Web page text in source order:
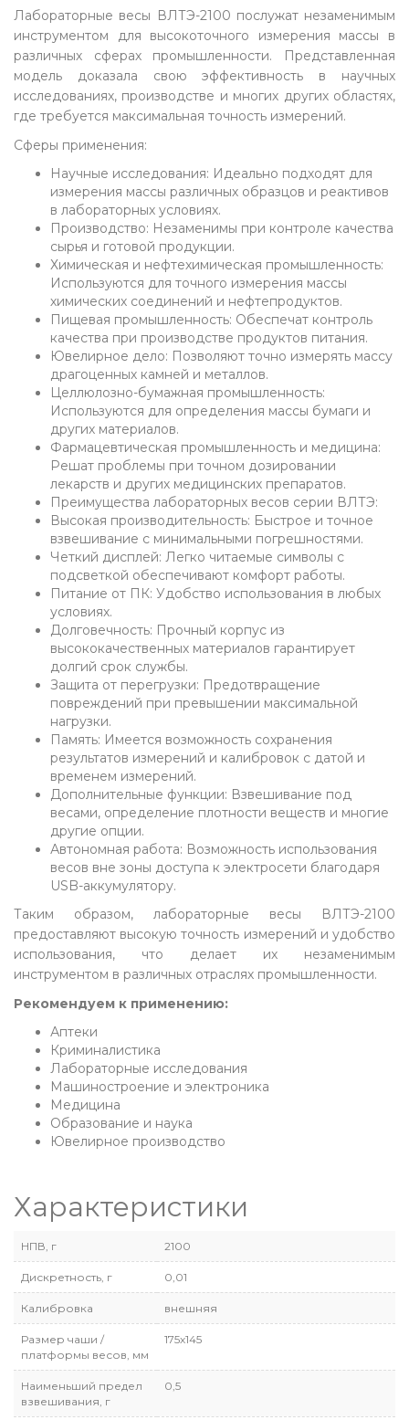
Лабораторные весы ВЛТЭ-2100 послужат незаменимым
инструментом для высокоточного измерения массы в
различных сферах промышленности. Представленная
модель доказала свою эффективность в научных
исследованиях, производстве и многих других областях,
где требуется максимальная точность измерений.
Сферы применения:
Научные исследования: Идеально подходят для
измерения массы различных образцов и реактивов
в лабораторных условиях.
Производство: Незаменимы при контроле качества
сырья и готовой продукции.
Химическая и нефтехимическая промышленность:
Используются для точного измерения массы
химических соединений и нефтепродуктов.
Пищевая промышленность: Обеспечат контроль
качества при производстве продуктов питания.
Ювелирное дело: Позволяют точно измерять массу
драгоценных камней и металлов.
Целлюлозно-бумажная промышленность:
Используются для определения массы бумаги и
других материалов.
Фармацевтическая промышленность и медицина:
Решат проблемы при точном дозировании
лекарств и других медицинских препаратов.
Преимущества лабораторных весов серии ВЛТЭ:
Высокая производительность: Быстрое и точное
взвешивание с минимальными погрешностями.
Четкий дисплей: Легко читаемые символы с
подсветкой обеспечивают комфорт работы.
Питание от ПК: Удобство использования в любых
условиях.
Долговечность: Прочный корпус из
высококачественных материалов гарантирует
долгий срок службы.
Защита от перегрузки: Предотвращение
повреждений при превышении максимальной
нагрузки.
Память: Имеется возможность сохранения
результатов измерений и калибровок с датой и
временем измерений.
Дополнительные функции: Взвешивание под
весами, определение плотности веществ и многие
другие опции.
Автономная работа: Возможность использования
весов вне зоны доступа к электросети благодаря
USB-аккумулятору.
Таким образом, лабораторные весы ВЛТЭ-2100
предоставляют высокую точность измерений и удобство
использования, что делает их незаменимым
инструментом в различных отраслях промышленности.
Рекомендуем к применению:
Аптеки
Криминалистика
Лабораторные исследования
Машиностроение и электроника
Медицина
Образование и наука
Ювелирное производство
Характеристики
НПВ, г 2100
Дискретность, г 0,01
Калибровка внешняя
Размер чаши /
платформы весов, мм
175х145
Наименьший предел
взвешивания, г
0,5